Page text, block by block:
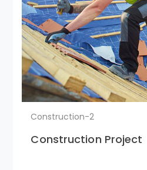
Construction-2
Construction Project